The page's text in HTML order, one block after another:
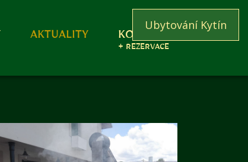
AKTUALITY
+ REZERVACE
KONTAKT
Ubytování Kytín